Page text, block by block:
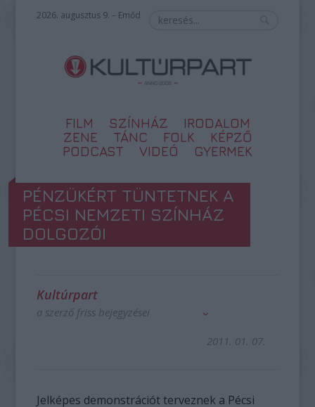
2026. augusztus 9. – Emőd
FILM SZÍNHÁZ
IRODALOM
ZENE
TÁNC FOLK
KÉPZŐ
PODCAST
VIDEÓ GYERMEK
PÉNZÜKÉRT TÜNTETNEK A
PÉCSI NEMZETI SZÍNHÁZ
DOLGOZÓI
Kultúrpart
a szerző friss bejegyzései
2011. 01. 07.
Jelképes demonstrációt terveznek a Pécsi